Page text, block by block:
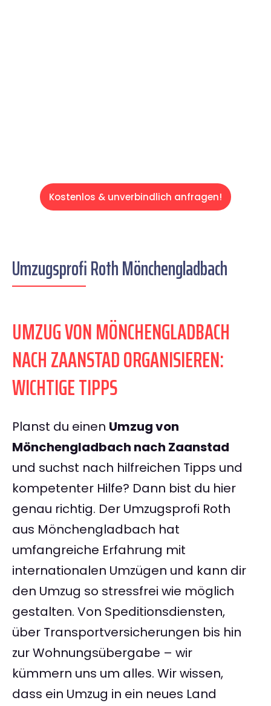
Kostenlos & unverbindlich anfragen!
Umzugsprofi Roth Mönchengladbach
UMZUG VON MÖNCHENGLADBACH
NACH ZAANSTAD ORGANISIEREN:
WICHTIGE TIPPS
Planst du einen Umzug von
Mönchengladbach nach Zaanstad
und suchst nach hilfreichen Tipps und
kompetenter Hilfe? Dann bist du hier
genau richtig. Der Umzugsprofi Roth
aus Mönchengladbach hat
umfangreiche Erfahrung mit
internationalen Umzügen und kann dir
den Umzug so stressfrei wie möglich
gestalten. Von Speditionsdiensten,
über Transportversicherungen bis hin
zur Wohnungsübergabe – wir
kümmern uns um alles. Wir wissen,
dass ein Umzug in ein neues Land